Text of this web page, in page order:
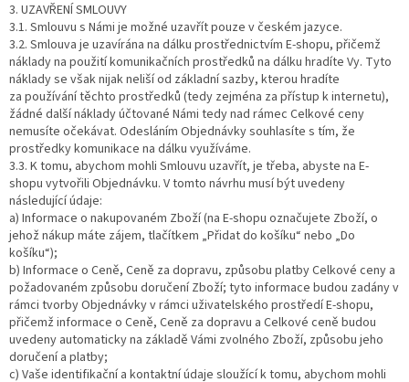
3. UZAVŘENÍ SMLOUVY
3.1. Smlouvu s Námi je možné uzavřít pouze v českém jazyce.
3.2. Smlouva je uzavírána na dálku prostřednictvím E-shopu, přičemž
náklady na použití komunikačních prostředků na dálku hradíte Vy. Tyto
náklady se však nijak neliší od základní sazby, kterou hradíte
za používání těchto prostředků (tedy zejména za přístup k internetu),
žádné další náklady účtované Námi tedy nad rámec Celkové ceny
nemusíte očekávat. Odesláním Objednávky souhlasíte s tím, že
prostředky komunikace na dálku využíváme.
3.3. K tomu, abychom mohli Smlouvu uzavřít, je třeba, abyste na E-
shopu vytvořili Objednávku. V tomto návrhu musí být uvedeny
následující údaje:
a) Informace o nakupovaném Zboží (na E-shopu označujete Zboží, o
jehož nákup máte zájem, tlačítkem „Přidat do košíku“ nebo „Do
košíku“);
b) Informace o Ceně, Ceně za dopravu, způsobu platby Celkové ceny a
požadovaném způsobu doručení Zboží; tyto informace budou zadány v
rámci tvorby Objednávky v rámci uživatelského prostředí E-shopu,
přičemž informace o Ceně, Ceně za dopravu a Celkové ceně budou
uvedeny automaticky na základě Vámi zvolného Zboží, způsobu jeho
doručení a platby;
c) Vaše identifikační a kontaktní údaje sloužící k tomu, abychom mohli